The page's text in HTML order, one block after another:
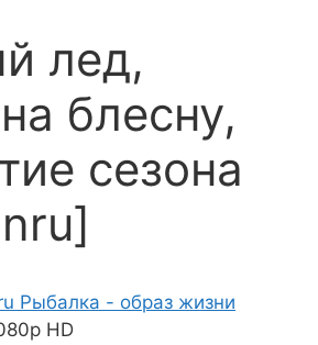
лед,
блесну,
сезона
Рыбалка - образ жизни
HD